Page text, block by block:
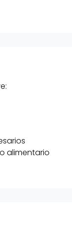
alimentario